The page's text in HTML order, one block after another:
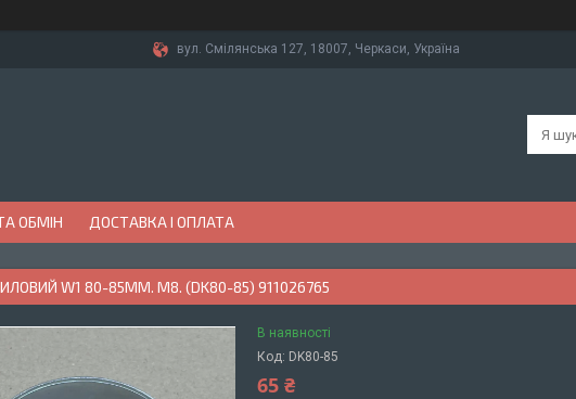
вул. Смілянська 127, 18007, Черкаси, Україна
ОБМІН ДОСТАВКА І ОПЛАТА
W1 80-85ММ. М8. (DK80-85) 911026765
В наявності
Код: DK80-85
65 ₴